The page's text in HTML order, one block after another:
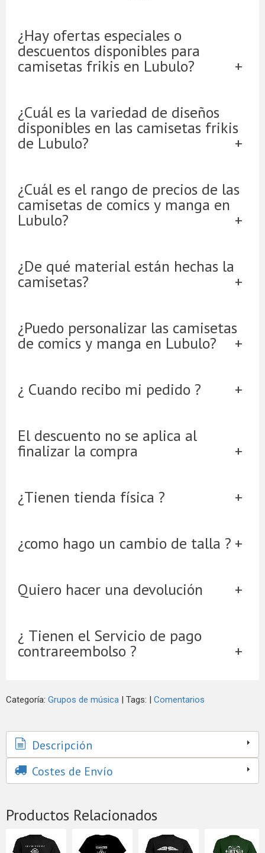
¿Hay ofertas especiales o
descuentos disponibles para
camisetas frikis en Lubulo?
¿Cuál es la variedad de diseños
disponibles en las camisetas frikis
de Lubulo?
¿Cuál es el rango de precios de las
camisetas de comics y manga en
Lubulo?
¿De qué material están hechas la
camisetas?
¿Puedo personalizar las camisetas
de comics y manga en Lubulo?
¿ Cuando recibo mi pedido ?
El descuento no se aplica al
finalizar la compra
¿Tienen tienda física ?
¿como hago un cambio de talla ?
Quiero hacer una devolución
¿ Tienen el Servicio de pago
contrareembolso ?
Categoría: Grupos de música Tags: Comentarios
Descripción
Costes de Envío
Productos Relacionados